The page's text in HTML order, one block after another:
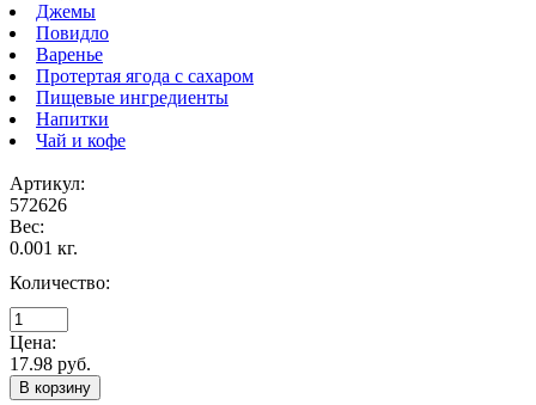
Джемы
Повидло
Варенье
Протертая ягода с сахаром
Пищевые ингредиенты
Напитки
Чай и кофе
Артикул:
572626
Вес:
0.001 кг.
Количество:
Цена:
17.98 руб.
В корзину